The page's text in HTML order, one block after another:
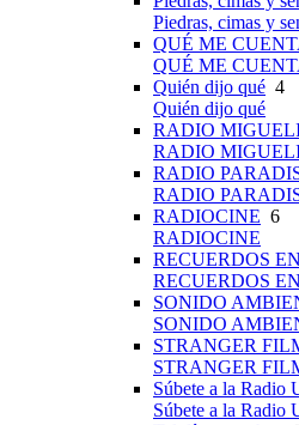
Piedras, cimas y
QUÉ ME
QUÉ ME
Quién dijo qué 4
Quién dijo qué
RADIO
RADIO
RADIO
RADIO
RADIOCINE 6
RADIOCINE
RECUERDOS
RECUERDOS
SONIDO
SONIDO
STRANGER
STRANGER
Súbete a la Radio
Súbete a la Radio